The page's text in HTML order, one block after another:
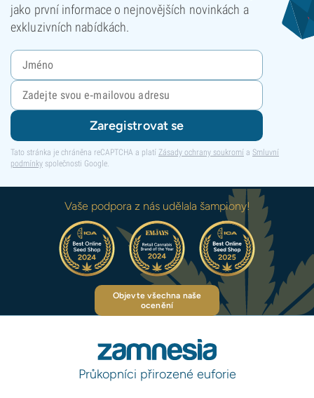
jako první informace o nejnovějších novinkách a
exkluzivních nabídkách.
Zaregistrovat se
Tato stránka je chráněna reCAPTCHA a platí Zásady ochrany soukromí a Smluvní
podmínky společnosti Google.
Vaše podpora z nás udělala šampiony!
Objevte všechna naše
ocenění
Průkopníci přirozené euforie